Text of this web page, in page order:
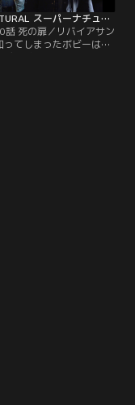
SUPERNATURAL スーパーナチュラル シーズン7 第10話／吹替
話 死の扉／リバイアサン
ってしまったボビーは、
睡状態になるが、生死
いながら、自分が目に
スが現れ、臨死状態から
法を教えてくれる。だ